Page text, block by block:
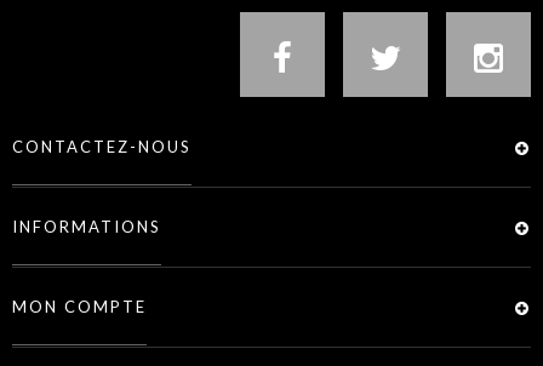
CONTACTEZ-NOUS
INFORMATIONS
MON COMPTE